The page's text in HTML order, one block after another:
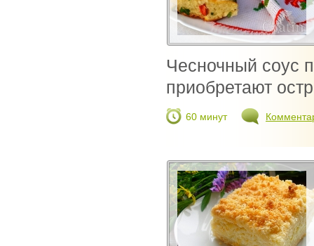
Чесночный соус
приобретают
60 минут